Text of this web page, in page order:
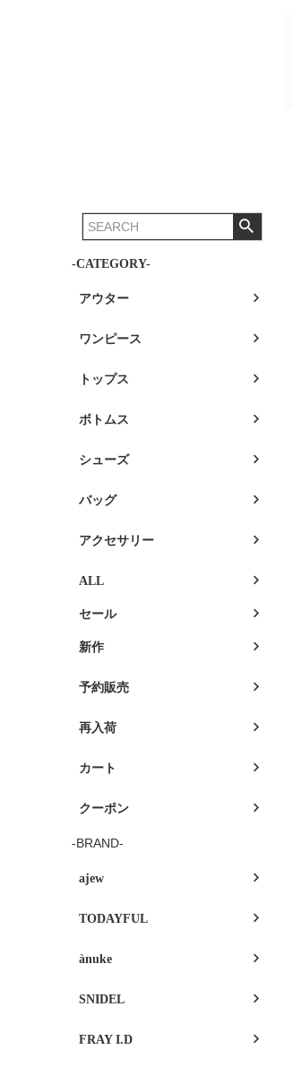
-CATEGORY-
アウター
ワンピース
トップス
ボトムス
シューズ
バッグ
アクセサリー
ALL
セール
新作
予約販売
再入荷
カート
クーポン
-BRAND-
ajew
TODAYFUL
ànuke
SNIDEL
FRAY I.D